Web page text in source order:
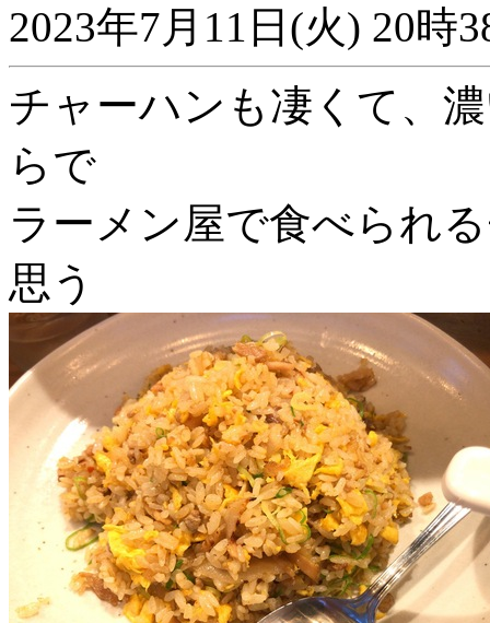
2023年7月11日(火) 20時
チャーハンも凄くて、
らで
ラーメン屋で食べられ
思う